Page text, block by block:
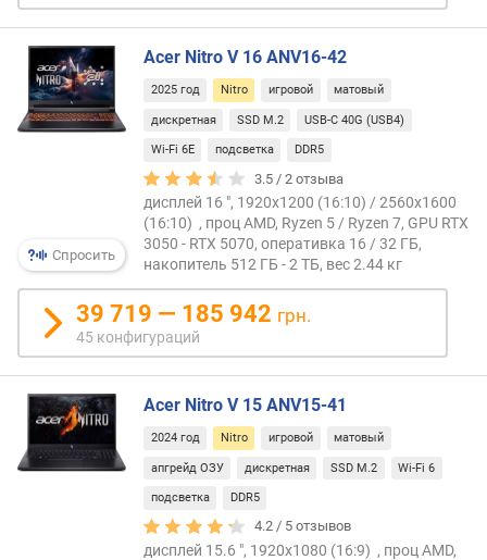
HD
о
т
д
е
х
к
д
о
р
о
и
м
о
Спросить
Acer Nitro V 16 ANV16-42
2025 год Nitro игровой матовый
дискретная SSD M.2 USB-C 40G (USB4)
Wi-Fi 6E подсветка DDR5
3.5 /2 отзыва
дисплей 16 ", 1920x1200 (16:10) / 2560x1600
(16:10) , проц AMD, Ryzen 5 / Ryzen 7, GPU RTX
3050 - RTX 5070, оперативка 16 / 32 ГБ,
накопитель 512 ГБ - 2 ТБ, вес 2.44 кг
39 719 — 185 942 грн.
45 конфигураций
Acer Nitro V 15 ANV15-41
2024 год Nitro игровой матовый
апгрейд ОЗУ дискретная SSD M.2 Wi-Fi 6
подсветка DDR5
4.2 / 5 отзывов
дисплей 15.6 ", 1920x1080 (16:9) , проц AMD,